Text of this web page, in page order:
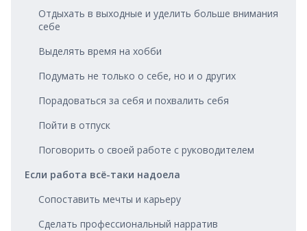
Отдыхать в выходные и уделить больше внимания
себе
Выделять время на хобби
Подумать не только о себе, но и о других
Порадоваться за себя и похвалить себя
Пойти в отпуск
Поговорить о своей работе с руководителем
Если работа всё-таки надоела
Сопоставить мечты и карьеру
Сделать профессиональный нарратив